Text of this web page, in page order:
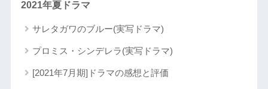
2021年夏ドラマ
サレタガワのブルー(実写ドラマ)
プロミス・シンデレラ(実写ドラマ)
[2021年7月期]ドラマの感想と評価